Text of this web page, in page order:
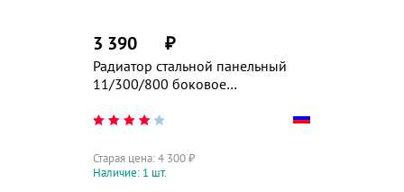
Радиатор стальной панельный
11/300/800 боковое
3 390 ₽
Старая цена:4 300₽
Наличие: 1 шт.